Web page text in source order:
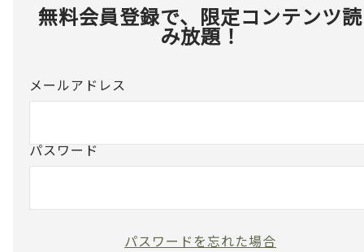
無料会員登録で、限定コンテンツ読
み放題！
メールアドレス
パスワード
パスワードを忘れた場合